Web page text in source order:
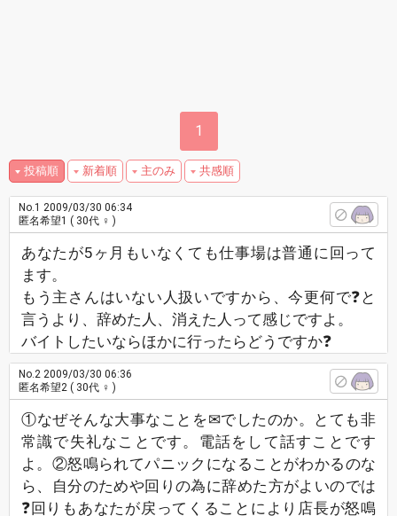
1
投稿順 新着順 主のみ 共感順
No.1 2009/03/30 06:34
匿名希望1 ( 30代 ♀ )
あなたが5ヶ月もいなくても仕事場は普通に回って
ます。
もう主さんはいない人扱いですから、今更何で❓と
言うより、辞めた人、消えた人って感じですよ。
バイトしたいならほかに行ったらどうですか❓
No.2 2009/03/30 06:36
匿名希望2 ( 30代 ♀ )
①なぜそんな大事なことを✉でしたのか。とても非
常識で失礼なことです。電話をして話すことです
よ。②怒鳴られてパニックになることがわかるのな
ら、自分のためや回りの為に辞めた方がよいのでは
❓回りもあなたが戻ってくることにより店長が怒鳴